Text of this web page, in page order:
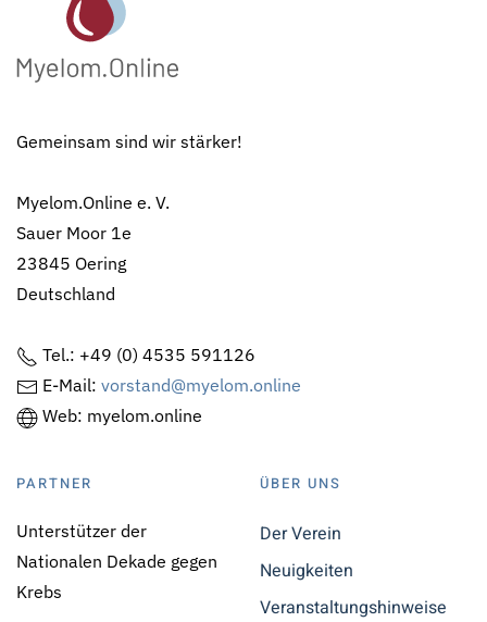
Gemeinsam sind wir stärker!
Myelom.Online e. V.
Sauer Moor 1e
23845 Oering
Deutschland
Tel.: +49 (0) 4535 591126
E-Mail: vorstand@myelom.online
Web: myelom.online
PARTNER
Unterstützer der
Nationalen Dekade gegen
Krebs
ÜBER UNS
Der Verein
Neuigkeiten
Veranstaltungshinweise